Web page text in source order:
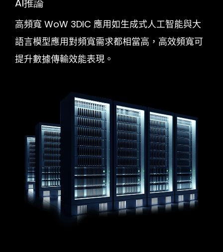
AI推論
高頻寬 WoW 3DIC 應用如生成式人工智能與大
語言模型應用對頻寬需求都相當高，高效頻寬可
提升數據傳輸效能表現。